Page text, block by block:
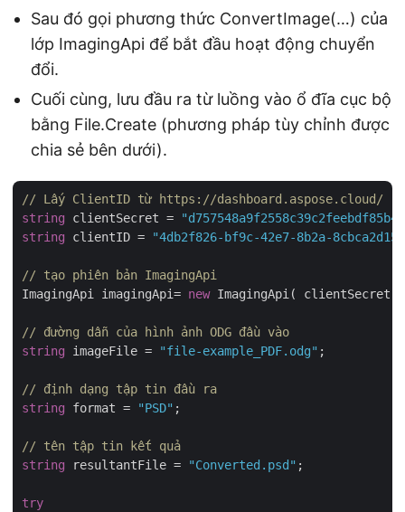
Sau đó gọi phương thức ConvertImage(…) của
lớp ImagingApi để bắt đầu hoạt động chuyển
đổi.
Cuối cùng, lưu đầu ra từ luồng vào ổ đĩa cục bộ
bằng File.Create (phương pháp tùy chỉnh được
chia sẻ bên dưới).
// Lấy ClientID từ https://dashboard.aspose.cloud/
string clientSecret =
string clientID = "4db2f826-bf9c-42e7-8b2a-
// tạo phiên bản ImagingApi
ImagingApi imagingApi= new ImagingApi(
// đường dẫn của hình ảnh ODG đầu vào
string imageFile = "file-example_PDF.odg" ;
// định dạng tập tin đầu ra
string format = "PSD" ;
// tên tập tin kết quả
string resultantFile = "Converted.psd" ;
try